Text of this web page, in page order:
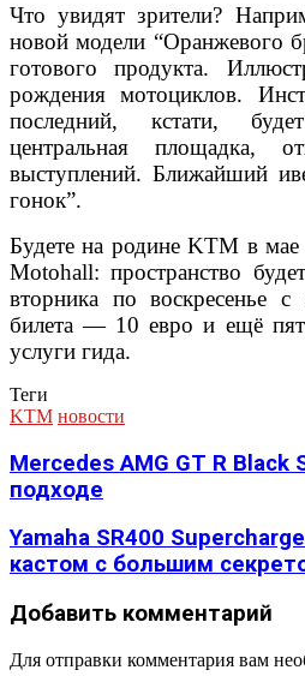
Что увидят зрители?
новой модели “Оранжевого
готового продукта.
рождения мотоциклов.
последний, кстати,
центральная площадка,
выступлений. Ближайший
гонок”.
Будете на родине KTM в
Motohall: пространство
вторника по воскресенье
билета — 10 евро и ещё
услуги гида.
Теги
KTM новости
Mercedes AMG GT R Black
подходе
Yamaha SR400
кастом с большим
Добавить комментарий
Для отправки комментария вам